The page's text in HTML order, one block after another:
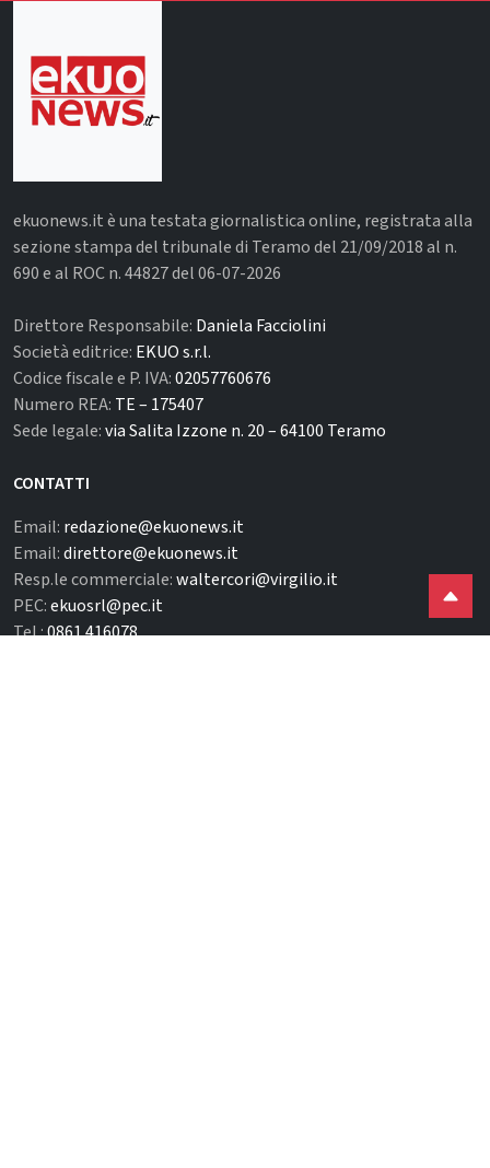
ekuonews.it è una testata giornalistica online, registrata alla
sezione stampa del tribunale di Teramo del 21/09/2018 al n.
690 e al ROC n. 44827 del 06-07-2026
Direttore Responsabile: Daniela Facciolini
Società editrice: EKUO s.r.l.
Codice fiscale e P. IVA:02057760676
Numero REA: TE – 175407
Sede legale:via Salita Izzone n. 20 – 64100 Teramo
CONTATTI
Email: redazione@ekuonews.it
Email:direttore@ekuonews.it
Resp.le commerciale:waltercori@virgilio.it
PEC:ekuosrl@pec.it
Tel.:0861.416078